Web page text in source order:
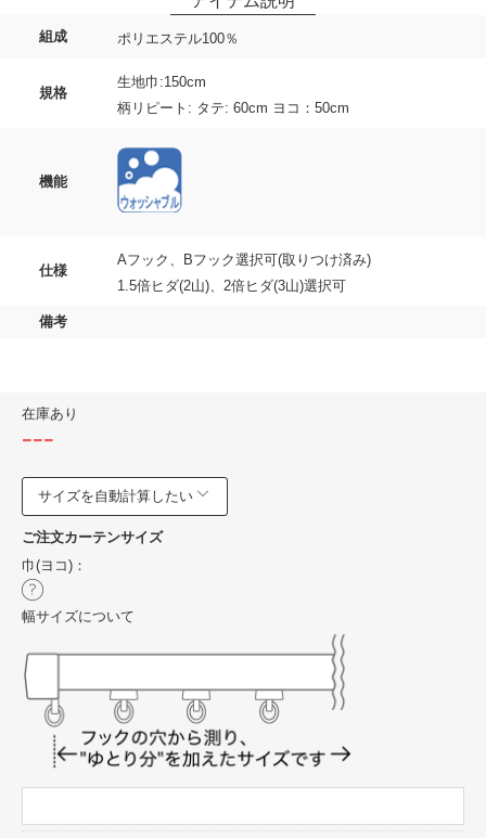
組成 ポリエステル100％
規格
生地巾:150cm
柄リピート: タテ: 60cm ヨコ：50cm
機能
仕様
Aフック、Bフック選択可(取りつけ済み)
1.5倍ヒダ(2山)、2倍ヒダ(3山)選択可
備考
在庫あり
---
サイズを自動計算したい
ご注文カーテンサイズ
巾(ヨコ)：
幅サイズについて